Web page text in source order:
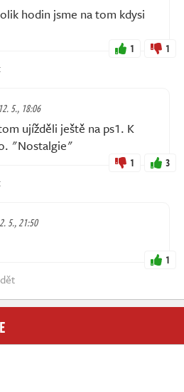
hodin jsme na tom kdysi
1 1
5., 18:06
ujížděli ještě na ps1. K
"Nostalgie"
1 3
5., 21:50
1